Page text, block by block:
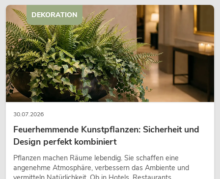
30.07.2026
Feuerhemmende Kunstpflanzen: Sicherheit und
Design perfekt kombiniert
Pflanzen machen Räume lebendig. Sie schaffen eine
angenehme Atmosphäre, verbessern das Ambiente und
DEKORATION